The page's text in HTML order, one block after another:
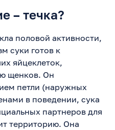
– течка?
половой активности,
суки готов к
яйцеклеток,
щенков. Он
петли (наружных
в поведении, сука
партнеров для
территорию. Она